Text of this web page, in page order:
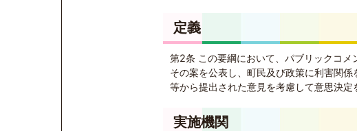
定義
第2条 この要綱において、パブリックコ
その案を公表し、町民及び政策に利害関
等から提出された意見を考慮して意思決定
実施機関